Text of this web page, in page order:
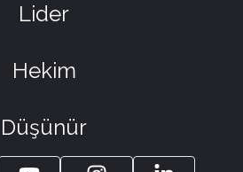
Lider
Hekim
Düşünür